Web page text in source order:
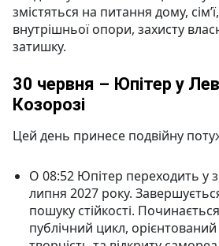
змістяться на питання дому,
внутрішньої опори, захисту
затишку.
30 червня – Юпітер у
Козорозі
Цей день принесе подвійну
О 08:52 Юпітер переходить у
липня 2027 року.
пошуку стійкості.
публічний цикл, орієнтований